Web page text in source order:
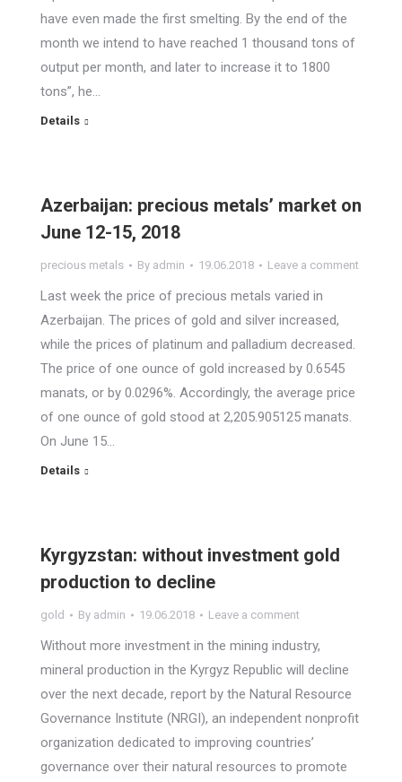
have even made the first smelting. By the end of the
month we intend to have reached 1 thousand tons of
output per month, and later to increase it to 1800
tons”, he…
Details
Azerbaijan: precious metals’ market on
June 12-15, 2018
precious metals By admin 19.06.2018 Leave a comment
Last week the price of precious metals varied in
Azerbaijan. The prices of gold and silver increased,
while the prices of platinum and palladium decreased.
The price of one ounce of gold increased by 0.6545
manats, or by 0.0296%. Accordingly, the average price
of one ounce of gold stood at 2,205.905125 manats.
On June 15…
Details
Kyrgyzstan: without investment gold
production to decline
gold By admin 19.06.2018 Leave a comment
Without more investment in the mining industry,
mineral production in the Kyrgyz Republic will decline
over the next decade, report by the Natural Resource
Governance Institute (NRGI), an independent nonprofit
organization dedicated to improving countries’
governance over their natural resources to promote